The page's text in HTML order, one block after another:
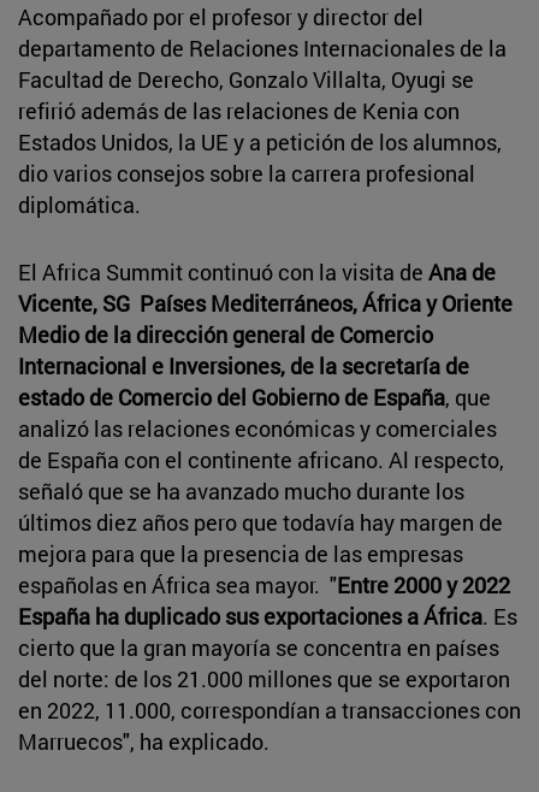
Acompañado por el profesor y director del
departamento de Relaciones Internacionales de la
Facultad de Derecho, Gonzalo Villalta, Oyugi se
refirió además de las relaciones de Kenia con
Estados Unidos, la UE y a petición de los alumnos,
dio varios consejos sobre la carrera profesional
diplomática.
El Africa Summit continuó con la visita de Ana de
Vicente, SG Países Mediterráneos, África y Oriente
Medio de la dirección general de Comercio
Internacional e Inversiones, de la secretaría de
estado de Comercio del Gobierno de España, que
analizó las relaciones económicas y comerciales
de España con el continente africano. Al respecto,
señaló que se ha avanzado mucho durante los
últimos diez años pero que todavía hay margen de
mejora para que la presencia de las empresas
españolas en África sea mayor. "Entre 2000 y 2022
España ha duplicado sus exportaciones a África. Es
cierto que la gran mayoría se concentra en países
del norte: de los 21.000 millones que se exportaron
en 2022, 11.000, correspondían a transacciones con
Marruecos", ha explicado.